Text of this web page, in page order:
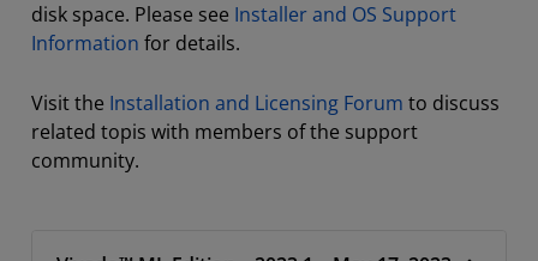
disk space. Please see Installer and OS Support
Information for details.
Visit the Installation and Licensing Forum to discuss
related topis with members of the support
community.